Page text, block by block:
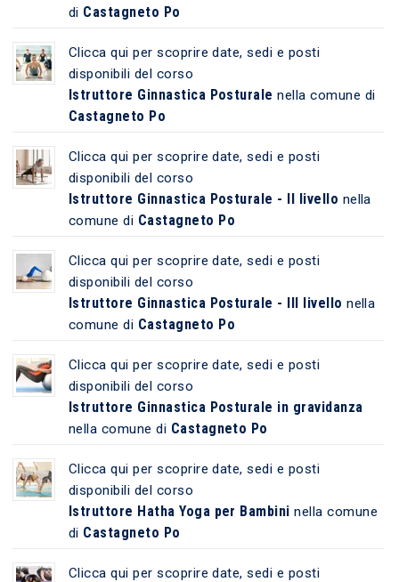
di Castagneto Po
Clicca qui per scoprire date, sedi e posti
disponibili del corso
Istruttore Ginnastica Posturale nella comune di
Castagneto Po
Clicca qui per scoprire date, sedi e posti
disponibili del corso
Istruttore Ginnastica Posturale - II livello nella
comune di Castagneto Po
Clicca qui per scoprire date, sedi e posti
disponibili del corso
Istruttore Ginnastica Posturale - III livello nella
comune di Castagneto Po
Clicca qui per scoprire date, sedi e posti
disponibili del corso
Istruttore Ginnastica Posturale in gravidanza
nella comune di Castagneto Po
Clicca qui per scoprire date, sedi e posti
disponibili del corso
Istruttore Hatha Yoga per Bambini nella comune
di Castagneto Po
Clicca qui per scoprire date, sedi e posti